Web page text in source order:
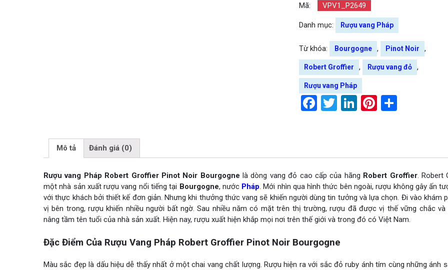
Mã: VPV1_P2649
Danh mục: Rượu vang Pháp
Từ khóa: Bourgogne , Pinot Noir ,
Robert Groffier , Rượu vang đỏ ,
Rượu vang Pháp
Facebook
Twitter
LinkedIn
Pinterest
Mô tả Đánh giá (0)
Rượu vang Pháp Robert Groffier Pinot Noir Bourgogne là dòng vang đỏ cao cấp của hãng Robert Groffier. Robert
một nhà sản xuất rượu vang nổi tiếng tại Bourgogne, nước Pháp. Mới nhìn qua hình thức bên ngoài, rượu không gây ấn
với thực khách bởi thiết kế đơn giản. Nhưng khi thưởng thức vang sẽ khiến người dùng tin tưởng và lựa chọn. Đi vào khám
vị bên trong, rượu khiến nhiều người bất ngờ. Sau nhiều năm có mặt trên thị trường, rượu đã được vị thế vững chắc và
nâng tầm tên tuổi của nhà sản xuất. Hiện nay, rượu xuất hiện khắp mọi nơi trên thế giới và trong đó có Việt Nam.
Đặc Điểm Của Rượu Vang Pháp Robert Groffier Pinot Noir Bourgogne
Màu sắc đẹp là dấu hiệu dễ thấy nhất ở một chai vang chất lượng. Rượu hiện ra với sắc đỏ ruby ánh tím cùng những ánh